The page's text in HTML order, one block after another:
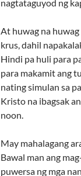
nagtataguyod ng
At huwag na
krus, dahil
Hindi pa huli para
para makamit ang
nating simulan sa
Kristo na ibagsak
noon.
May mahalagang
Bawal man ang
puwersa ng mga